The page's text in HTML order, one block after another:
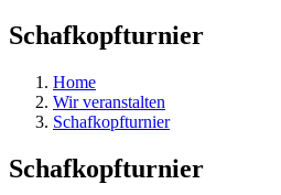
Schafkopfturnier
Home
Wir veranstalten
Schafkopfturnier
Schafkopfturnier